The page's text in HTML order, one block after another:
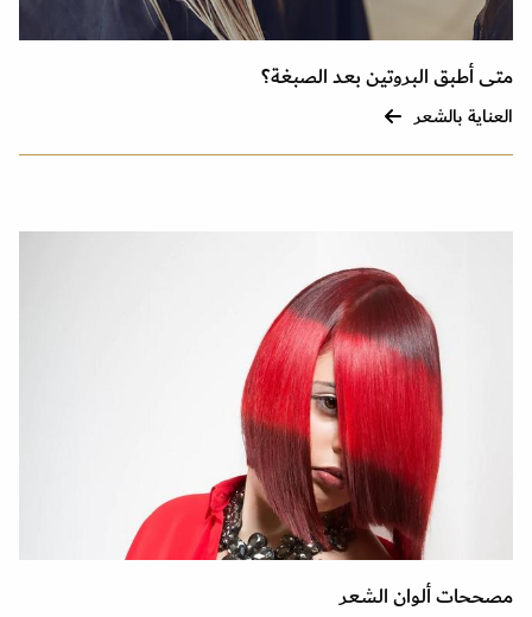
متى أطبق البروتين بعد الصبغة؟
العناية بالشعر
مصححات ألوان الشعر